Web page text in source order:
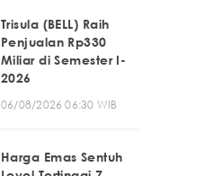
Trisula (BELL) Raih
Penjualan Rp330
Miliar di Semester I-
2026
06/08/2026 06:30 WIB
Harga Emas Sentuh